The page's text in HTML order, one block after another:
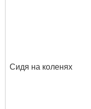
Сидя на коленях